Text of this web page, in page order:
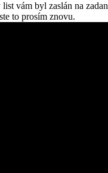
vám byl zaslán na
to prosím znovu.